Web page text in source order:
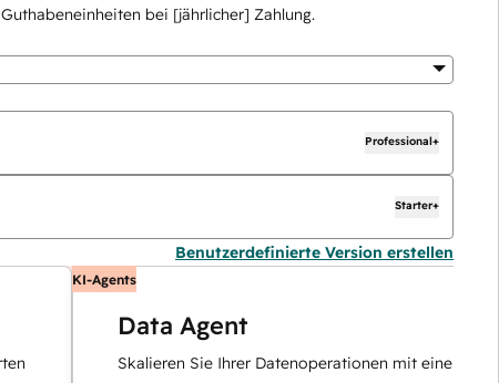
Guthabeneinheiten bei [jährlicher] Zahlung.
Professional+
Starter+
Benutzerdefinierte Version erstellen
KI-Agents
Data Agent
Skalieren Sie Ihrer Datenoperationen mit einem